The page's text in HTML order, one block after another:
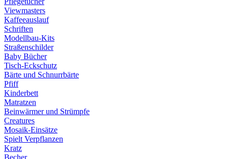
Viewmasters
Kaffeeauslauf
Schriften
Modellbau-Kits
Straßenschilder
Baby Bücher
Tisch-Eckschutz
Bärte und Schnurrbärte
Pfiff
Kinderbett
Matratzen
Beinwärmer und Strümpfe
Creatures
Mosaik-Einsätze
Spielt Verpflanzen
Kratz
Becher